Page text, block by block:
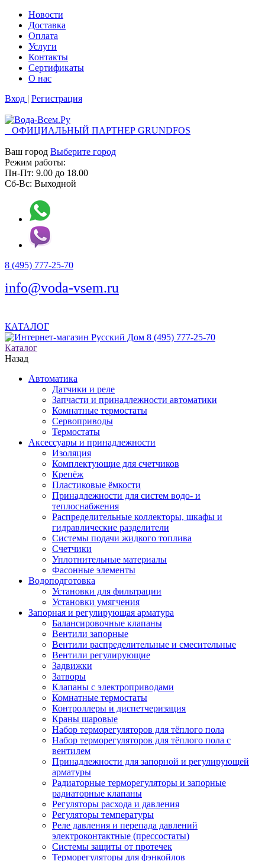
Новости
Доставка
Оплата
Услуги
Контакты
Cертификаты
О нас
Вход | Регистрация
ОФИЦИАЛЬНЫЙ ПАРТНЕР GRUNDFOS
Ваш город Выберите город
Режим работы:
Пн-Пт: 9.00 до 18.00
Сб-Вс: Выходной
8 (495) 777-25-70
info@voda-vsem.ru
КАТАЛОГ
8 (495) 777-25-70
Каталог
Назад
Автоматика
Датчики и реле
Запчасти и принадлежности автоматики
Комнатные термостаты
Сервоприводы
Термостаты
Аксессуары и принадлежности
Изоляция
Комплектующие для счетчиков
Крепёж
Пластиковые ёмкости
Принадлежности для систем водо- и
теплоснабжения
Распределительные коллекторы, шкафы и
гидравлические разделители
Системы подачи жидкого топлива
Счетчики
Уплотнительные материалы
Фасонные элементы
Водоподготовка
Установки для фильтрации
Установки умягчения
Запорная и регулирующая арматура
Балансировочные клапаны
Вентили запорные
Вентили распределительные и смесительные
Вентили регулирующие
Задвижки
Затворы
Клапаны с электроприводами
Комнатные термостаты
Контроллеры и диспетчеризация
Краны шаровые
Набор терморегуляторов для тёплого пола
Набор терморегуляторов для тёплого пола с
вентилем
Принадлежности для запорной и регулирующей
арматуры
Радиаторные терморегуляторы и запорные
радиаторные клапаны
Регуляторы расхода и давления
Регуляторы температуры
Реле давления и перепада давлений
электроконтактные (прессостаты)
Системы защиты от протечек
Терморегуляторы для фэнкойлов